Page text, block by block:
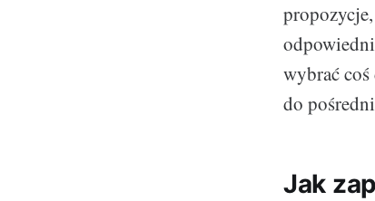
wybrać
do
Jak